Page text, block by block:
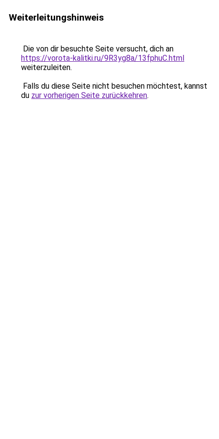
Weiterleitungshinweis
Die von dir besuchte Seite versucht, dich an
https://vorota-kalitki.ru/9R3yg8a/13fphuC.html
weiterzuleiten.
Falls du diese Seite nicht besuchen möchtest, kannst
du zur vorherigen Seite zurückkehren.